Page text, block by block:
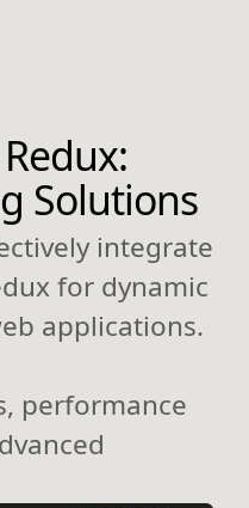
Solutions
integrate
for dynamic
applications.
performance